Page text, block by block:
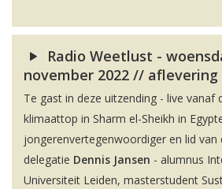
Radio Weetlust -
november 2022 // aflevering
Te gast in deze uitzending - live vanaf
klimaattop in Sharm el-Sheikh in
jongerenvertegenwoordiger en lid van
delegatie Dennis Jansen - alumnus
Universiteit Leiden, masterstudent